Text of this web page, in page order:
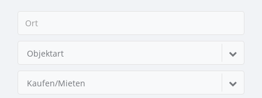
Objektart
Kaufen/Mieten